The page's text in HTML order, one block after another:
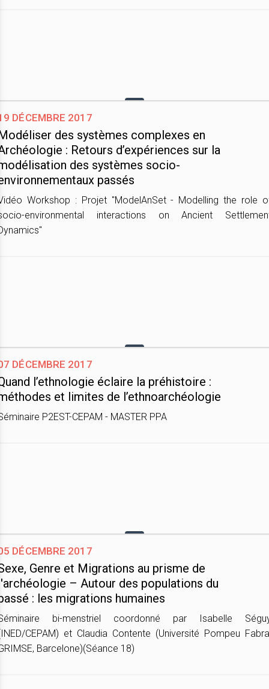
décembre 2017
des systèmes complexes en
: Retours d’expériences sur la
des systèmes socio-
passés
Workshop : Projet "ModelAnSet - Modelling the role
environmental interactions on Ancient
décembre 2017
l’ethnologie éclaire la préhistoire :
et limites de l’ethnoarchéologie
P2EST-CEPAM - MASTER PPA
décembre 2017
Genre et Migrations au prisme de
– Autour des populations du
: les migrations humaines
bi-menstriel coordonné par Isabelle
CEPAM) et Claudia Contente (Université Pompeu
Barcelone)(Séance 18)